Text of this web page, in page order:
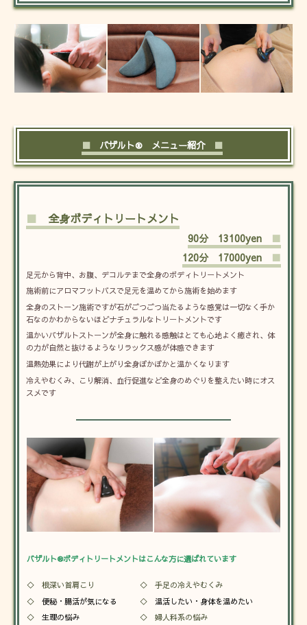
■ バザルト® メニュー紹介 ■
■ 全身ボディトリートメント
90分 13100yen ■
120分 17000yen ■
足元から背中、お腹、デコルテまで全身のボディトリートメント
施術前にアロマフットバスで足元を温めてから施術を始めます
全身のストーン施術ですが石がごつごつ当たるような感覚は一切なく手か
石なのかわからないほどナチュラルなトリートメントです
温かいバザルトストーンが全身に触れる感触はとても心地よく癒され、体
の力が自然と抜けるようなリラックス感が体感できます
温熱効果により代謝が上がり全身ぽかぽかと温かくなります
冷えやむくみ、こり解消、血行促進など全身のめぐりを整えたい時にオス
スメです
バザルト®ボディトリートメントはこんな方に選ばれています
◇ 根深い首肩こり
◇ 便秘・腸活が気になる
◇ 生理の悩み
◇ 手足の冷えやむくみ
◇ 温活したい・身体を温めたい
◇ 婦人科系の悩み